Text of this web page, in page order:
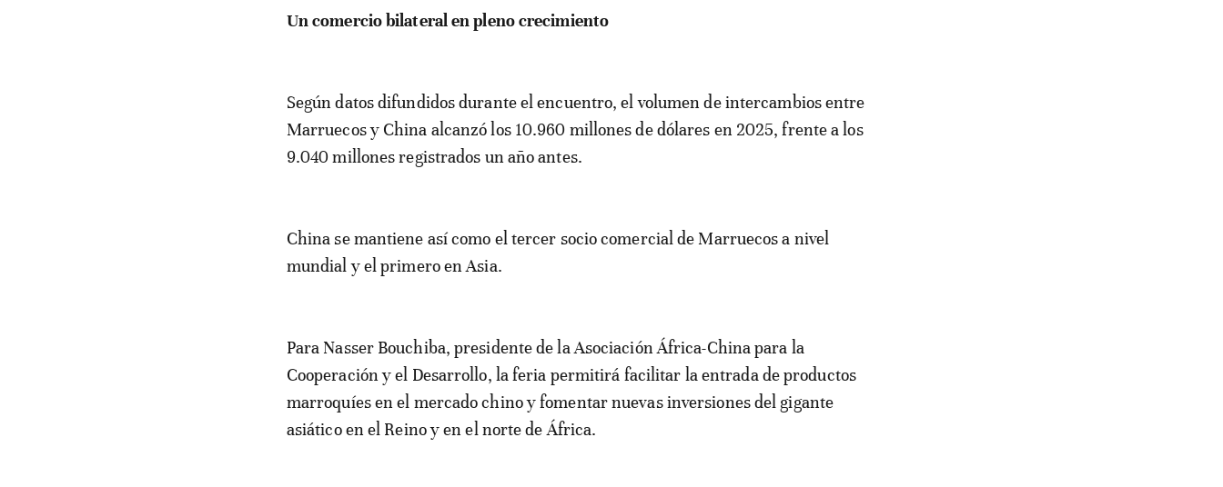
Un comercio bilateral en pleno crecimiento
Según datos difundidos durante el encuentro, el volumen de intercambios entre
Marruecos y China alcanzó los 10.960 millones de dólares en 2025, frente a los
9.040 millones registrados un año antes.
China se mantiene así como el tercer socio comercial de Marruecos a nivel
mundial y el primero en Asia.
Para Nasser Bouchiba, presidente de la Asociación África-China para la
Cooperación y el Desarrollo, la feria permitirá facilitar la entrada de productos
marroquíes en el mercado chino y fomentar nuevas inversiones del gigante
asiático en el Reino y en el norte de África.